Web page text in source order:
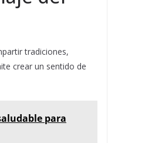
tradiciones,
crear un sentido de
para